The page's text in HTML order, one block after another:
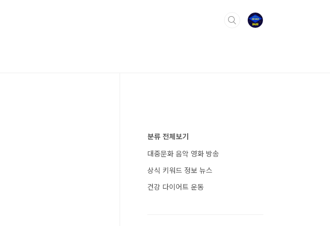
분류 전체보기
대중문화 음악 영화 방송
상식 키워드 정보 뉴스
건강 다이어트 운동